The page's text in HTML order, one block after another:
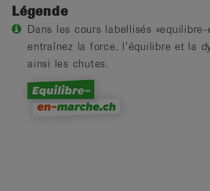
Légende
Dans les cours labellisés «equilibre-
entraînez la force, l’équilibre et la
ainsi les chutes.